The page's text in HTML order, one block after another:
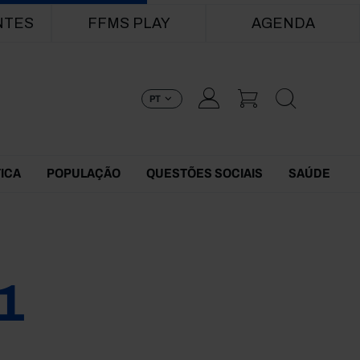
FFMS PLAY AGENDA
PT
POPULAÇÃO QUESTÕES SOCIAIS SAÚDE